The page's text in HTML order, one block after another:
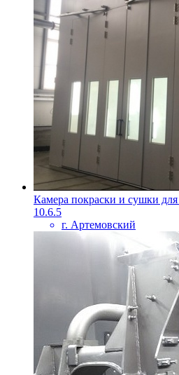
Камера покраски и сушки
10.6.5
г. Артемовский